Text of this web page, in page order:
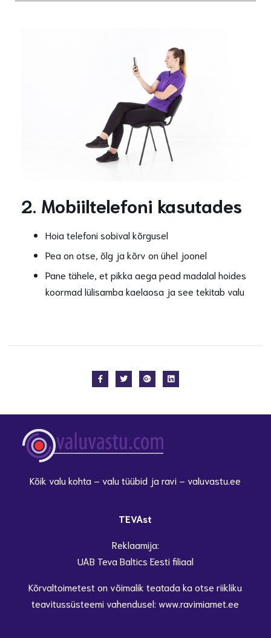
2. Mobiiltelefoni kasutades
Hoia telefoni sobival kõrgusel
Pea on otse, õlg ja kõrv on ühel joonel
Pane tähele, et pikka aega pead madalal hoides
koormad lülisamba kaelaosa ja see tekitab valu
Kõik valu kohta – valu tüübid ja ravi – valuvastu.ee
TEVAst
Reklaamija:
UAB Teva Baltics Eesti filiaal
Kõrvaltoimetest on võimalik teatada ka otse riikliku
teavitussüsteemi vahendusel: www.ravimiamet.ee